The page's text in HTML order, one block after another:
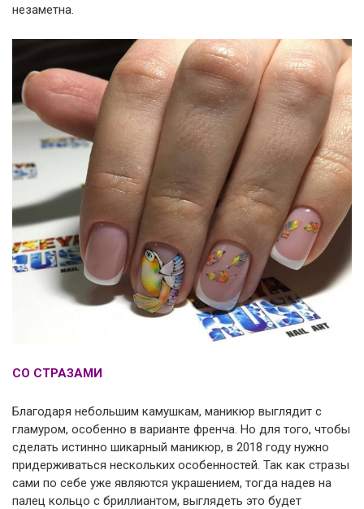
незаметна.
СО СТРАЗАМИ
Благодаря небольшим камушкам, маникюр выглядит с
гламуром, особенно в варианте френча. Но для того, чтобы
сделать истинно шикарный маникюр, в 2018 году нужно
придерживаться нескольких особенностей. Так как стразы
сами по себе уже являются украшением, тогда надев на
палец кольцо с бриллиантом, выглядеть это будет